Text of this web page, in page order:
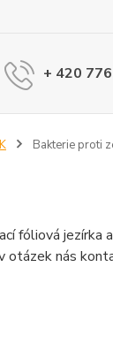
+ 420
Bakterie proti
fóliová
nás